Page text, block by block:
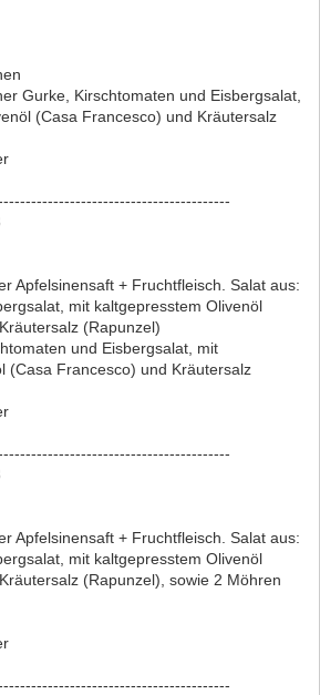
Gurke, Kirschtomaten und Eisbergsalat,
(Casa Francesco) und Kräutersalz
Apfelsinensaft + Fruchtfleisch. Salat aus:
mit kaltgepresstem Olivenöl
(Rapunzel)
und Eisbergsalat, mit
(Casa Francesco) und Kräutersalz
Apfelsinensaft + Fruchtfleisch. Salat aus:
mit kaltgepresstem Olivenöl
(Rapunzel), sowie 2 Möhren